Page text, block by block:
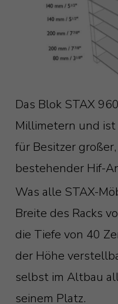
Das Blok STAX
Millimetern und
für Besitzer
bestehender Hif-
Was alle STAX-
Breite des Racks
die Tiefe von 40
der Höhe
selbst im Altbau
seinem Platz.